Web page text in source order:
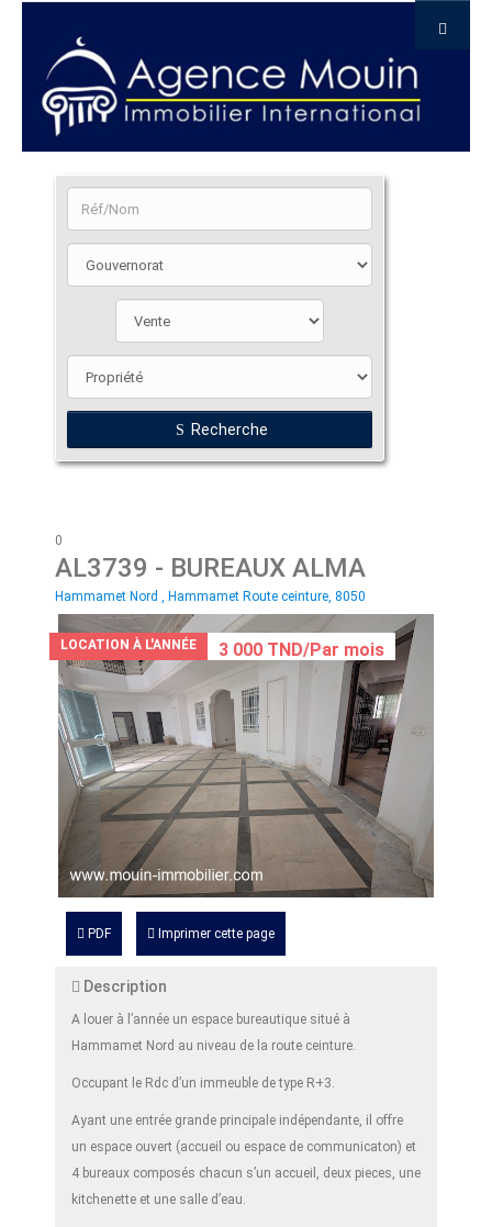
Recherche
0
AL3739 - BUREAUX ALMA
Hammamet Nord , Hammamet Route ceinture, 8050
LOCATION À L'ANNÉE 3 000 TND/Par mois
PDF Imprimer cette page
Description
A louer à l’année un espace bureautique situé à
Hammamet Nord au niveau de la route ceinture.
Occupant le Rdc d’un immeuble de type R+3.
Ayant une entrée grande principale indépendante, il offre
un espace ouvert (accueil ou espace de communicaton) et
4 bureaux composés chacun s’un accueil, deux pieces, une
kitchenette et une salle d’eau.